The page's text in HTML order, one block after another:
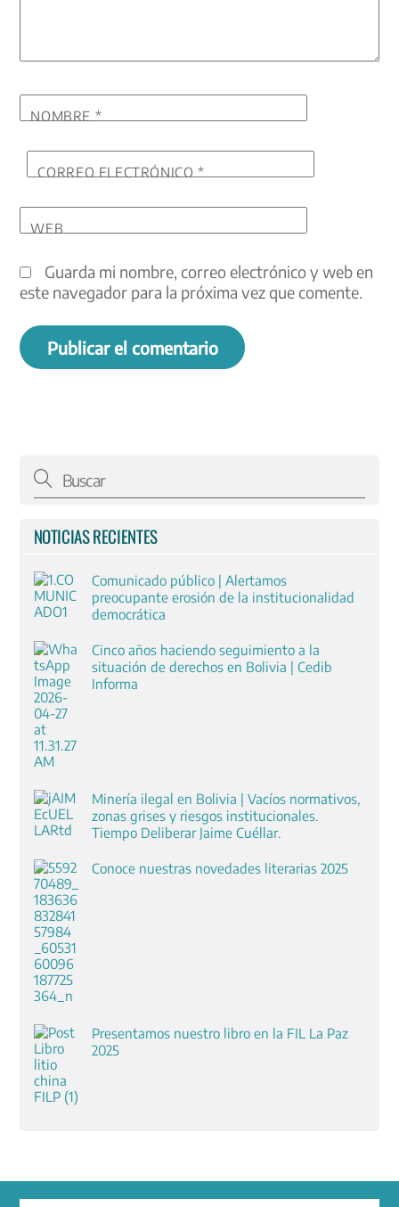
NOMBRE *
CORREO ELECTRÓNICO*
WEB
Guarda mi nombre, correo electrónico y web en
este navegador para la próxima vez que comente.
NOTICIAS RECIENTES
Comunicado público | Alertamos
preocupante erosión de la institucionalidad
democrática
Cinco años haciendo seguimiento a la
situación de derechos en Bolivia | Cedib
Informa
Minería ilegal en Bolivia | Vacíos normativos,
zonas grises y riesgos institucionales.
Tiempo Deliberar Jaime Cuéllar.
Conoce nuestras novedades literarias 2025
Presentamos nuestro libro en la FIL La Paz
2025